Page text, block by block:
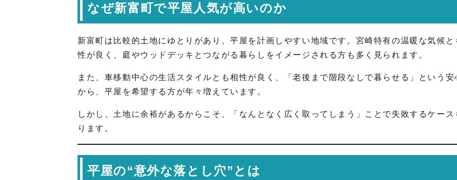
なぜ新富町で平屋人気が高いのか
新富町は比較的土地にゆとりがあり、平屋を計画しやすい地域です。宮崎特有の温暖な気候と
性が良く、庭やウッドデッキとつながる暮らしをイメージされる方も多く見られます。
また、車移動中心の生活スタイルとも相性が良く、「老後まで階段なしで暮らせる」という安
から、平屋を希望する方が年々増えています。
しかし、土地に余裕があるからこそ、「なんとなく広く取ってしまう」ことで失敗するケース
ります。
平屋の“意外な落とし穴”とは